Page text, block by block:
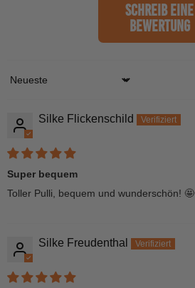
Schreib eine
Bewertung
Sort by
Silke Flickenschild
Super bequem
Toller Pulli, bequem und wunderschön! 🤩
Silke Freudenthal